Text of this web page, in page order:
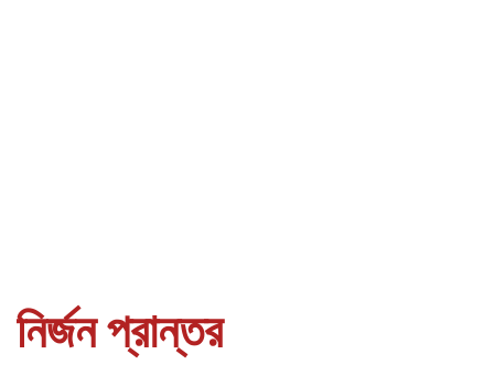
নির্জন প্রান্তর